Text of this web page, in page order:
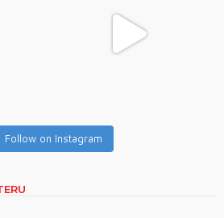
Follow on Instagram